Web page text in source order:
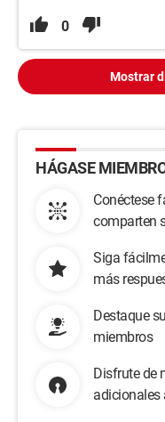
0
Mostrar
HÁGASE
Conéctese
comparten
Siga
más
Destaque
miembros
Disfrute de
adicionales